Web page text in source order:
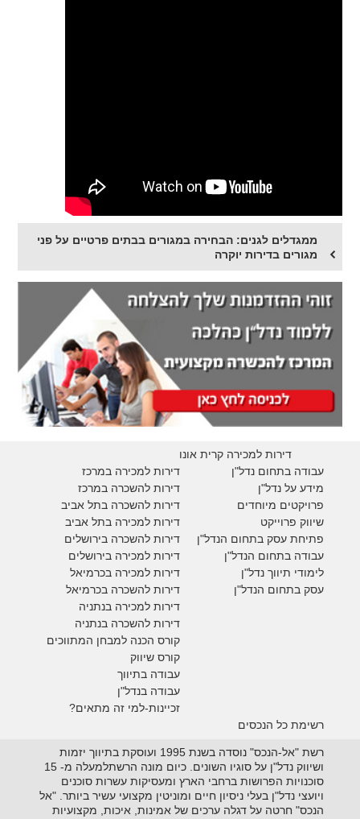
ממגדלים לגנים: הבחירה במגורים בבתים פרטיים על פני
מגורים בדירות יוקרה
דירות למכירה קרית אונו
דירות למכירה במרכז
דירות להשכרה במרכז
דירות להשכרה בתל אביב
דירות למכירה בתל אביב
דירות להשכרה בירושלים
דירות למכירה בירושלים
דירות למכירה בכרמיאל
דירות להשכרה בכרמיאל
דירות למכירה בנתניה
דירות להשכרה בנתניה
קורס הכנה למבחן המתווכים
קורס שיווק
עבודה בתיווך
עבודה בנדל"ן
זכיינות-למי זה מתאים?
עבודה בתחום נדל"ן
מידע על נדל"ן
פרויקטים מיוחדים
שיווק פרוייקט
פתיחת עסק בתחום הנדל"ן
עבודה בתחום הנדל"ן
לימודי תיווך נדל"ן
עסק בתחום הנדל"ן
רשימת כל הנכסים
רשת "אל-הנכס" נוסדה בשנת 1995 ועוסקת בתיווך יזמות
ושיווק נדל"ן על סוגיו השונים. כיום מונה הרשתלמעלה מ- 15
סוכנויות הפרושות ברחבי הארץ ומעסיקות עשרות סוכנים
ויועצי נדל"ן בעלי ניסיון חיים ומוניטין מקצועי עשיר ביותר. "אל
הנכס" חרטה על דגלה ערכים של אמינות, איכות, מקצועיות